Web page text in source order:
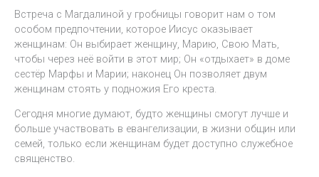
Встреча с Магдалиной у гробницы говорит нам о том
особом предпочтении, которое Иисус оказывает
женщинам: Он выбирает женщину, Марию, Свою Мать,
чтобы через неё войти в этот мир; Он «отдыхает» в доме
сестёр Марфы и Марии; наконец Он позволяет двум
женщинам стоять у подножия Его креста.
Сегодня многие думают, будто женщины смогут лучше и
больше участвовать в евангелизации, в жизни общин или
семей, только если женщинам будет доступно служебное
священство.